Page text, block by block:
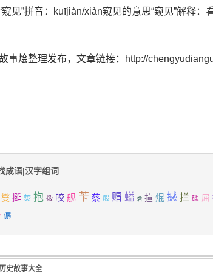
窥见”拼音：kuījiàn/xiàn窥见的意思“窥见”解释
事烩整理发布，文章链接：http://
成语|汉字组词
燮 挻 焚 抱 摋 咬 舰 苄 蔡 般 赗 螠 砻 揎 焜 撼 拦 磲 屈
僝
史故事大全